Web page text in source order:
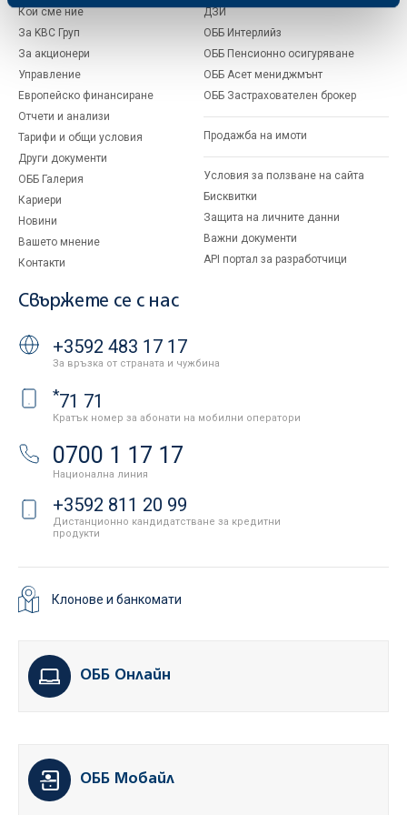
Кои сме ние
За KBC Груп
За акционери
Управление
Европейско финансиране
Отчети и анализи
Тарифи и общи условия
Други документи
ОББ Галерия
Кариери
Новини
Вашето мнение
Контакти
ДЗИ
ОББ Интерлийз
ОББ Пенсионно осигуряване
ОББ Асет мениджмънт
ОББ Застрахователен брокер
Продажба на имоти
Условия за ползване на сайта
Бисквитки
Защита на личните данни
Важни документи
API портал за разработчици
Свържете се с нас
+3592 483 17 17
За връзка от страната и чужбина
*71 71
Кратък номер за абонати на мобилни оператори
0700 1 17 17
Национална линия
+3592 811 20 99
Дистанционно кандидатстване за кредитни
продукти
Клонове и банкомати
ОББ Онлайн
ОББ Мобайл